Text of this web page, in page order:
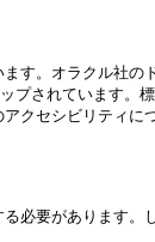
す。オラクル社
されています。
クセシビリティ
必要があります